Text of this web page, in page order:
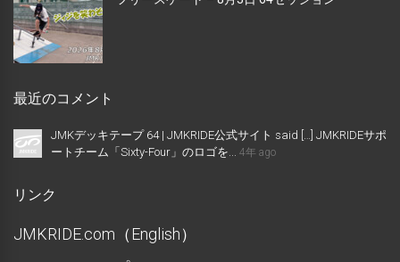
最近のコメント
JMKデッキテープ 64 | JMKRIDE公式サイト said […] JMKRIDEサポ
ートチーム「Sixty-Four」のロゴを...
4年 ago
リンク
JMKRIDE.com（English）